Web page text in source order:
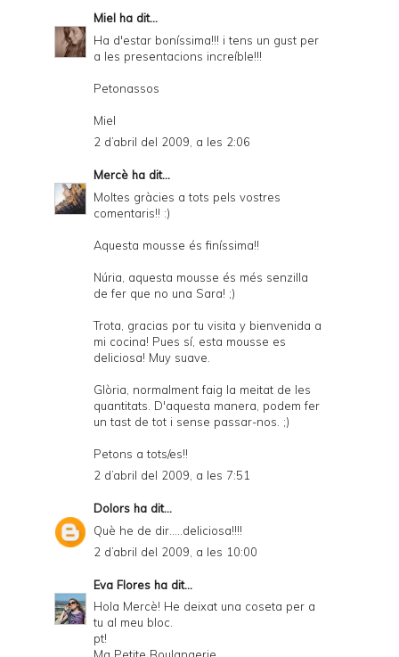
Miel ha dit...
Ha d'estar boníssima!!! i tens un gust per
a les presentacions increíble!!!
Petonassos
Miel
2 d’abril del 2009, a les 2:06
Mercè ha dit...
Moltes gràcies a tots pels vostres
comentaris!! :)
Aquesta mousse és finíssima!!
Núria, aquesta mousse és més senzilla
de fer que no una Sara! ;)
Trota, gracias por tu visita y bienvenida a
mi cocina! Pues sí, esta mousse es
deliciosa! Muy suave.
Glòria, normalment faig la meitat de les
quantitats. D'aquesta manera, podem fer
un tast de tot i sense passar-nos. ;)
Petons a tots/es!!
2 d’abril del 2009, a les 7:51
Dolors ha dit...
Què he de dir.....deliciosa!!!!
2 d’abril del 2009, a les 10:00
Eva Flores ha dit...
Hola Mercè! He deixat una coseta per a
tu al meu bloc.
pt!